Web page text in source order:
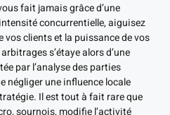
fait jamais grâce d’une
concurrentielle, aiguisez
vos clients et la puissance de vos
s’étaye alors d’une
par l’analyse des parties
négliger une influence locale
Il est tout à fait rare que
sournois, modifie l’activité